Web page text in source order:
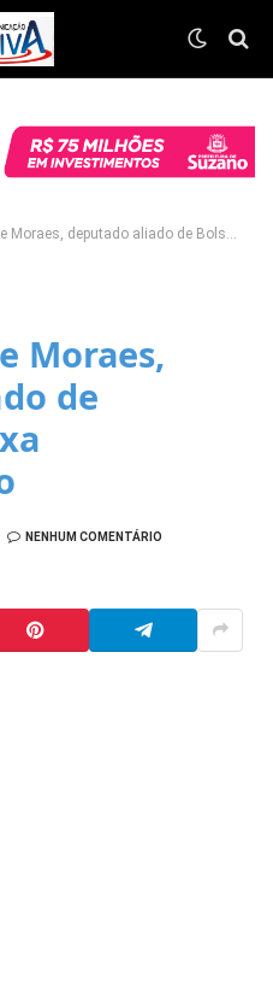
deputado aliado de Bolsonaro deixa acampamento
Moraes,
de
NENHUM COMENTÁRIO